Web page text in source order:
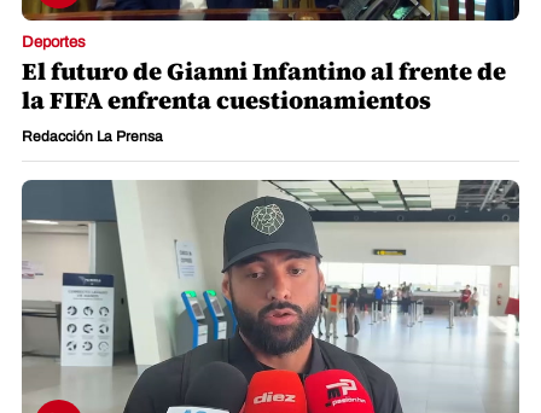
Deportes
El futuro de Gianni Infantino al frente de
la FIFA enfrenta cuestionamientos
Redacción La Prensa